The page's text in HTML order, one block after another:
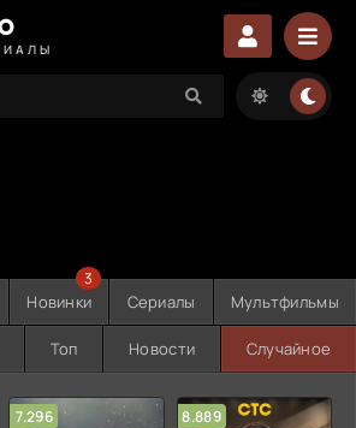
Новинки
3
Сериалы Мультфильмы
Топ Новости Случайное
7.296 8.889